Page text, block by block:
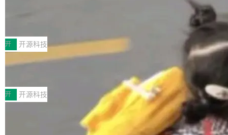
数据传输需求进行了深度优化，能够实现数据中心内大规模计算节
点间多种内存类型的高性能通信。 UCL-MPComm将作为一种传输
引擎接入Mooncake TENT，实现零拷贝传输性能提升30%、非零
拷贝传输性能最高提升5倍。UCL-MPComm底层基于自研UCL-En
gine通信引擎，后续腾讯网平将持续开源更多基于UCL-Engine的
高性能通信组件。 腾讯网平团队在UCL-MPComm中实现了一个独
立于业务线程的全局通信引擎（Engine），并实...
单》，深信服“面向企业研发场景的开源 AI 编程平台 CoStrict 应
用”凭借卓越的技术创新与落地成效成功入选。 全链路私有化部
署，助力企业AI研发安全落地 当前，越来越多企业已经开始引入 AI
Coding 工具，通过调用公有云模型或企业内部部署模型提升研发
效率。但随着 AI Coding 从个人辅助工具逐步走向团队级、组织级
应用，企业在规模化落地过程中，对安全性、可控性和代码质量提
出了更高要求。 首先是数据安全与合规要求。对于大多数普通研发
场景，公有云模型能够满足快速试用和效率提升的需求。但对于金
开 开源科技
深信服AI算力网关入选工信部人工智能
前不久，工业和信息化部正式发布《2025年人工
智能应用典型案例名单》，集中展示人工智能在
各领域的应用成果，覆盖技术底座、行业赋能、
产品应用、支撑保障、专题等五大方向。深信服
AI算力网关（AI创新平台）成功入选！ 随着各行
开 开源科技
Jeff Dean 离开 Google：一个时代的结
束，一个实验室的开始
Google 员工编号 20。MapReduce 作者之一。